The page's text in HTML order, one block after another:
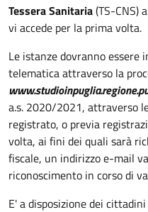
Tessera Sanitaria(TS-CNS)
vi accede per la prima volta.
Le istanze dovranno
telematica attraverso la
a.s. 2020/2021, attraverso
registrato, o previa
volta, ai fini dei quali sarà
fiscale, un indirizzo e-mail
riconoscimento in corso di
E' a disposizione dei